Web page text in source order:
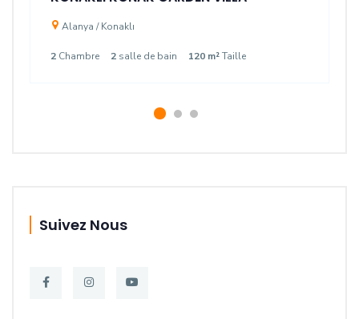
Alanya / Konaklı
2 Chambre 2 salle de bain 120 m²Taille
Suivez Nous